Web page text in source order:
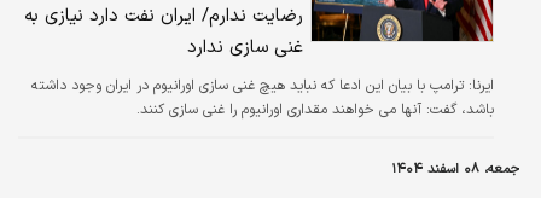
رضایت ندارم/ ایران نفت دارد نیازی به
غنی سازی ندارد
ایرنا: ترامپ با بیان این ادعا که نباید هیچ غنی سازی اورانیوم در ایران وجود داشته
باشد، گفت: آنها می خواهند مقداری اورانیوم را غنی سازی کنند.
جمعه، ۰۸ اسفند ۱۴۰۴